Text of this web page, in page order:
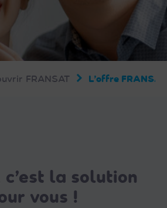
FRANSAT L’offre FRANSAT
c’est la solution
vous !